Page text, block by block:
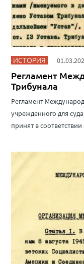
ИСТОРИЯ
Регламент
Трибунала
Регламент
учрежденного для
принят в